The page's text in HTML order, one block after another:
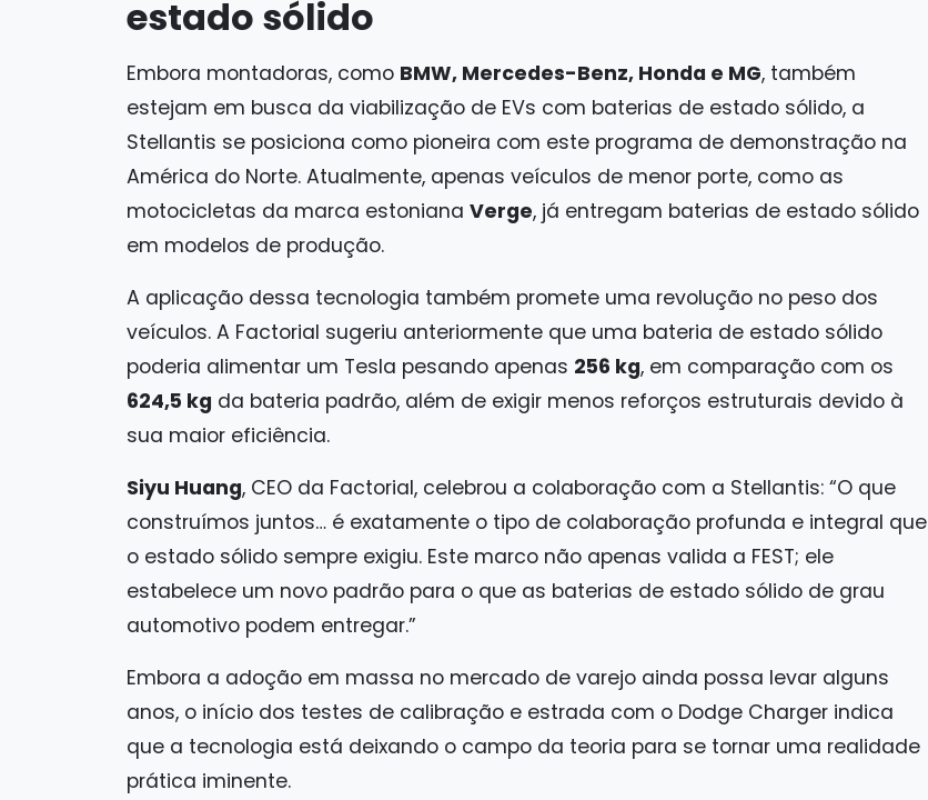
estado sólido
Embora montadoras, como BMW, Mercedes-Benz, Honda e MG, também
estejam em busca da viabilização de EVs com baterias de estado sólido, a
Stellantis se posiciona como pioneira com este programa de demonstração na
América do Norte. Atualmente, apenas veículos de menor porte, como as
motocicletas da marca estoniana Verge, já entregam baterias de estado sólido
em modelos de produção.
A aplicação dessa tecnologia também promete uma revolução no peso dos
veículos. A Factorial sugeriu anteriormente que uma bateria de estado sólido
poderia alimentar um Tesla pesando apenas 256 kg, em comparação com os
624,5 kg da bateria padrão, além de exigir menos reforços estruturais devido à
sua maior eficiência.
Siyu Huang, CEO da Factorial, celebrou a colaboração com a Stellantis: “O que
construímos juntos… é exatamente o tipo de colaboração profunda e integral que
o estado sólido sempre exigiu. Este marco não apenas valida a FEST; ele
estabelece um novo padrão para o que as baterias de estado sólido de grau
automotivo podem entregar.”
Embora a adoção em massa no mercado de varejo ainda possa levar alguns
anos, o início dos testes de calibração e estrada com o Dodge Charger indica
que a tecnologia está deixando o campo da teoria para se tornar uma realidade
prática iminente.